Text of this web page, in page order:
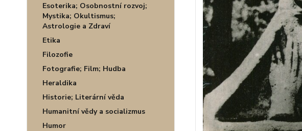
Esoterika; Osobnostní rozvoj;
Mystika; Okultismus;
Astrologie a Zdraví
Etika
Filozofie
Fotografie; Film; Hudba
Heraldika
Historie; Literární věda
Humanitní vědy a socializmus
Humor